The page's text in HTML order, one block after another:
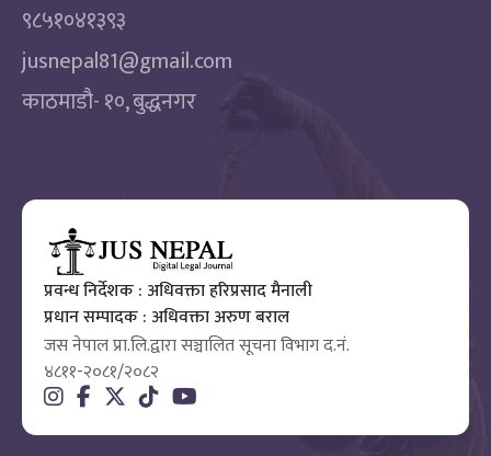
९८५१०४१३९३
jusnepal81@gmail.com
काठमाडाै‌- १०, बुद्धनगर
प्रवन्ध निर्देशक : अधिवक्ता हरिप्रसाद मैनाली
प्रधान सम्पादक : अधिवक्ता अरुण बराल
जस नेपाल प्रा.लि.द्वारा सञ्चालित सूचना विभाग द.नं.
४८११-२०८१/२०८२